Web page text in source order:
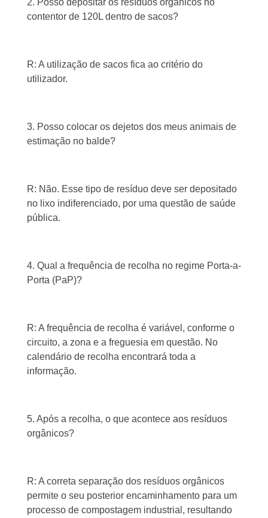
2. Posso depositar os resíduos orgânicos no
contentor de 120L dentro de sacos?
R: A utilização de sacos fica ao critério do
utilizador.
3. Posso colocar os dejetos dos meus animais de
estimação no balde?
R: Não. Esse tipo de resíduo deve ser depositado
no lixo indiferenciado, por uma questão de saúde
pública.
4. Qual a frequência de recolha no regime Porta-a-
Porta (PaP)?
R: A frequência de recolha é variável, conforme o
circuito, a zona e a freguesia em questão. No
calendário de recolha encontrará toda a
informação.
5. Após a recolha, o que acontece aos resíduos
orgânicos?
R: A correta separação dos resíduos orgânicos
permite o seu posterior encaminhamento para um
processo de compostagem industrial, resultando